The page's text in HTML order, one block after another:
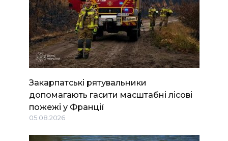
Закарпатські рятувальники
допомагають гасити масштабні лісові
пожежі у Франції
05.08.2026